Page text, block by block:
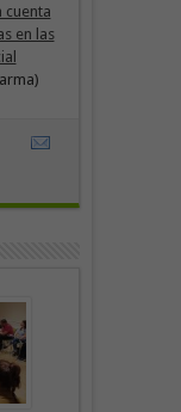
cuenta
en las